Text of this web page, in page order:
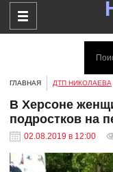
ГЛАВНАЯ ДТП НИКОЛАЕВА
В Херсоне
подростков на
02.08.2019 в 12:00